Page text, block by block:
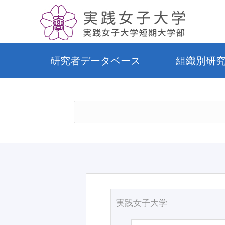
研究者データベース 組織別研
実践女子大学